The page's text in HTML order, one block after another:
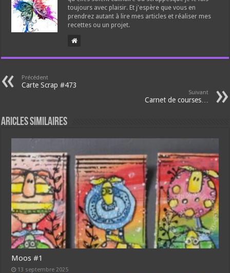
toujours avec plaisir. Et j'espère que vous en
prendrez autant à lire mes articles et réaliser mes
recettes ou un projet.
Précédent
Carte Scrap #473
Suivant
Carnet de courses…
Aricles similaires
Moos #1
13 septembre 2025